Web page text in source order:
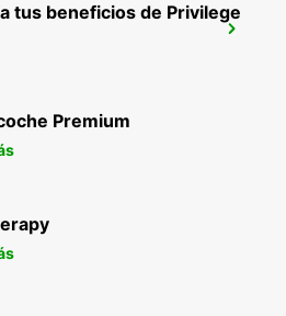
tus beneficios de Privilege
Premium